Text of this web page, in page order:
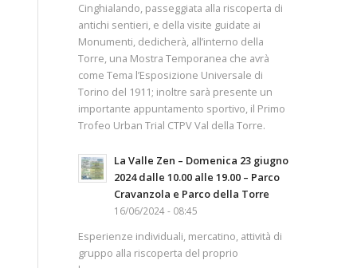
Cinghialando, passeggiata alla riscoperta di
antichi sentieri, e della visite guidate ai
Monumenti, dedicherà, all’interno della
Torre, una Mostra Temporanea che avrà
come Tema l’Esposizione Universale di
Torino del 1911; inoltre sarà presente un
importante appuntamento sportivo, il Primo
Trofeo Urban Trial CTPV Val della Torre.
La Valle Zen – Domenica 23 giugno
2024 dalle 10.00 alle 19.00 – Parco
Cravanzola e Parco della Torre
16/06/2024 - 08:45
Esperienze individuali, mercatino, attività di
gruppo alla riscoperta del proprio